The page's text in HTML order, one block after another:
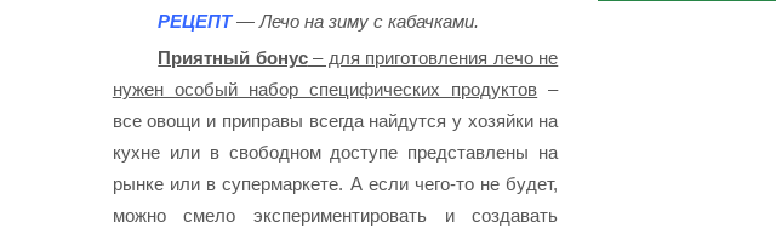
РЕЦЕПТ— Лечо на зиму с кабачками.
Приятный бонус– для приготовления лечо не
нужен особый набор специфических продуктов –
все овощи и приправы всегда найдутся у хозяйки на
кухне или в свободном доступе представлены на
рынке или в супермаркете. А если чего-то не будет,
можно смело экспериментировать и создавать